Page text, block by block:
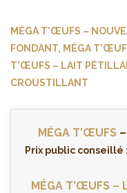
MÉGA T’ŒUFS –
FONDANT, MÉGA
T’ŒUFS – LAIT
CROUSTILLANT
MÉGA T’ŒUFS
Prix public conseillé
MÉGA T’ŒUFS –